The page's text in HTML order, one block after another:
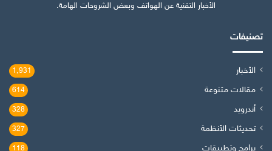
الأخبار التقنية عن الهواتف وبعض الشروحات الهامة.
تصنيفات
الأخبار 1٬931
مقالات متنوعة 614
أندرويد 328
تحديثات الأنظمة 327
برامج وتطبيقات 118